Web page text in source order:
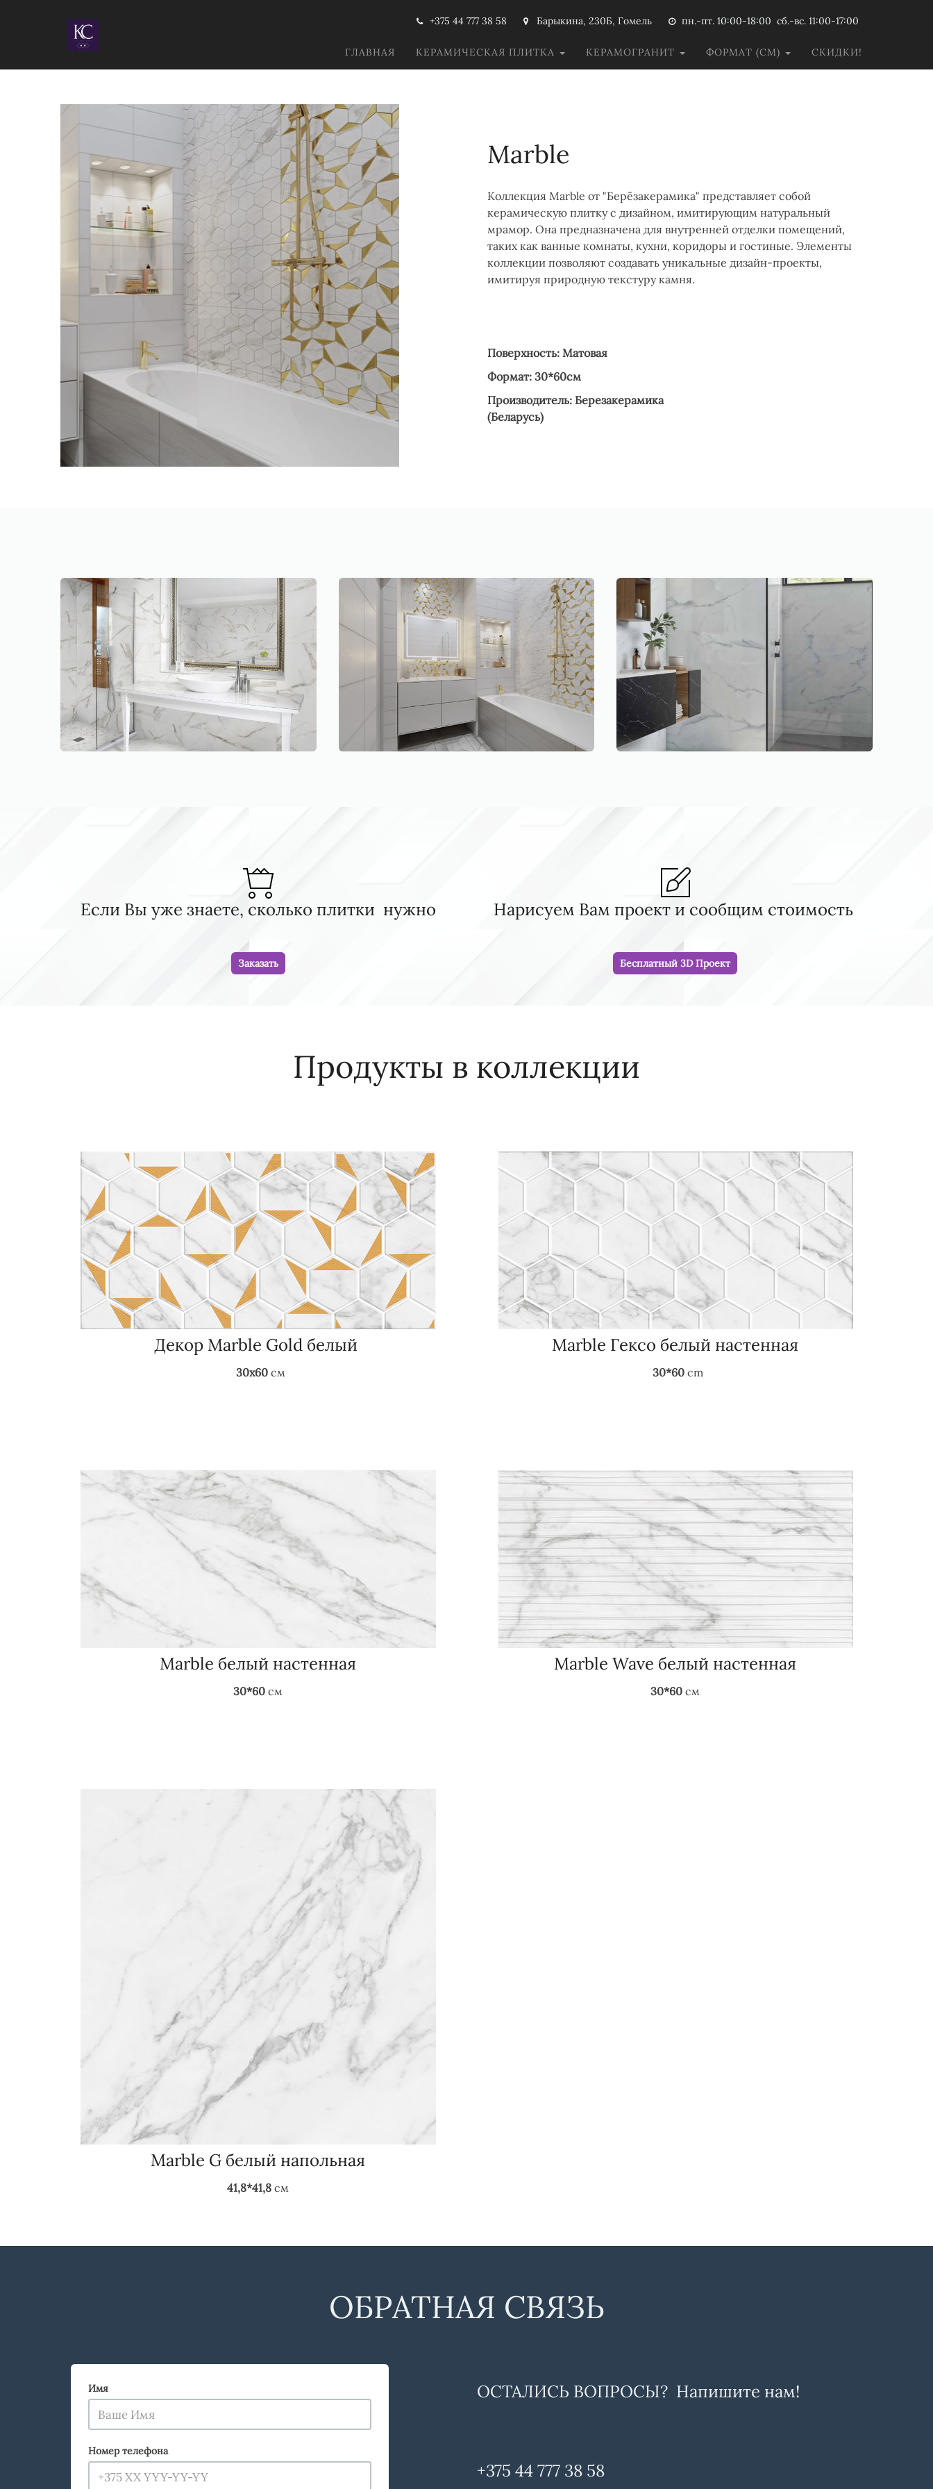
+375 44 777 38 58 Барыкина, 230Б, Гомель пн.-пт. 10:00-18:00 сб.-вс. 11:00-17:00
ГЛАВНАЯ КЕРАМИЧЕСКАЯ ПЛИТКА КЕРАМОГРАНИТ ФОРМАТ (СМ) СКИДКИ!
Marble
Коллекция Marble от "Берёзакерамика" представляет собой
керамическую плитку с дизайном, имитирующим натуральный
мрамор. Она предназначена для внутренней отделки помещений,
таких как ванные комнаты, кухни, коридоры и гостиные. Элементы
коллекции позволяют создавать уникальные дизайн-проекты,
имитируя природную текстуру камня.
Поверхность: Матовая
Формат: 30*60см
Производитель: Березакерамика
(Беларусь)
Если Вы уже знаете, сколько плитки нужно
Заказать
Нарисуем Вам проект и сообщим стоимость
Бесплатный 3D Проект
Продукты в коллекции
Декор Marble Gold белый
30x60 cм
Marble Гексо белый настенная
30*60 cm
Marble белый настенная
30*60 см
Marble Wave белый настенная
30*60 см
Marble G белый напольная
41,8*41,8 см
ОБРАТНАЯ СВЯЗЬ
Имя
Номер телефона
ОСТАЛИСЬ ВОПРОСЫ? Напишите нам!
+375 44 777 38 58